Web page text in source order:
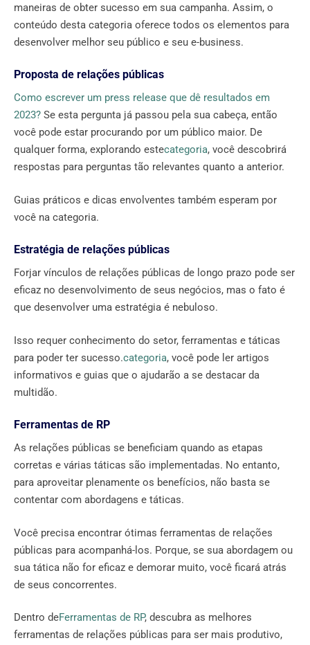
maneiras de obter sucesso em sua campanha. Assim, o
conteúdo desta categoria oferece todos os elementos para
desenvolver melhor seu público e seu e-business.
Proposta de relações públicas
Como escrever um press release que dê resultados em
2023? Se esta pergunta já passou pela sua cabeça, então
você pode estar procurando por um público maior. De
qualquer forma, explorando estecategoria, você descobrirá
respostas para perguntas tão relevantes quanto a anterior.
Guias práticos e dicas envolventes também esperam por
você na categoria.
Estratégia de relações públicas
Forjar vínculos de relações públicas de longo prazo pode ser
eficaz no desenvolvimento de seus negócios, mas o fato é
que desenvolver uma estratégia é nebuloso.
Isso requer conhecimento do setor, ferramentas e táticas
para poder ter sucesso.categoria, você pode ler artigos
informativos e guias que o ajudarão a se destacar da
multidão.
Ferramentas de RP
As relações públicas se beneficiam quando as etapas
corretas e várias táticas são implementadas. No entanto,
para aproveitar plenamente os benefícios, não basta se
contentar com abordagens e táticas.
Você precisa encontrar ótimas ferramentas de relações
públicas para acompanhá-los. Porque, se sua abordagem ou
sua tática não for eficaz e demorar muito, você ficará atrás
de seus concorrentes.
Dentro deFerramentas de RP, descubra as melhores
ferramentas de relações públicas para ser mais produtivo,